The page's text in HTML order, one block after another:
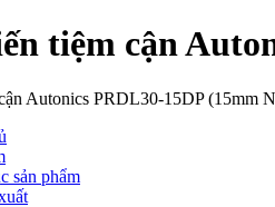
tiệm cận
Autonics PRDL30-15DP (15mm
sản phẩm